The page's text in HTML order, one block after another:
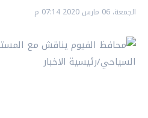
الجمعة، 06 مارس 2020 07:14 م